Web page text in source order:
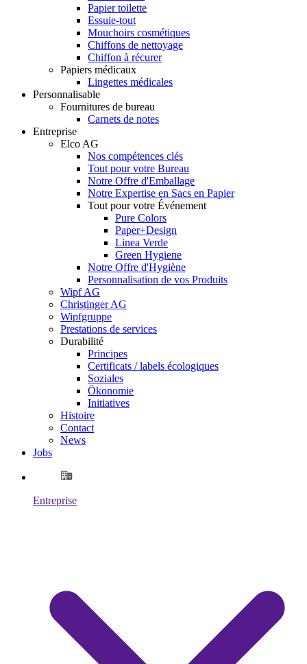
Papier toilette
Essuie-tout
Mouchoirs cosmétiques
Chiffons de nettoyage
Chiffon à récurer
Papiers médicaux
Lingettes médicales
Personnalisable
Fournitures de bureau
Carnets de notes
Entreprise
Elco AG
Nos compétences clés
Tout pour votre Bureau
Notre Offre d'Emballage
Notre Expertise en Sacs en Papier
Tout pour votre Événement
Pure Colors
Paper+Design
Linea Verde
Green Hygiene
Notre Offre d'Hygiène
Personnalisation de vos Produits
Wipf AG
Christinger AG
Wipfgruppe
Prestations de services
Durabilité
Principes
Certificats / labels écologiques
Soziales
Ökonomie
Initiatives
Histoire
Contact
News
Jobs
Entreprise